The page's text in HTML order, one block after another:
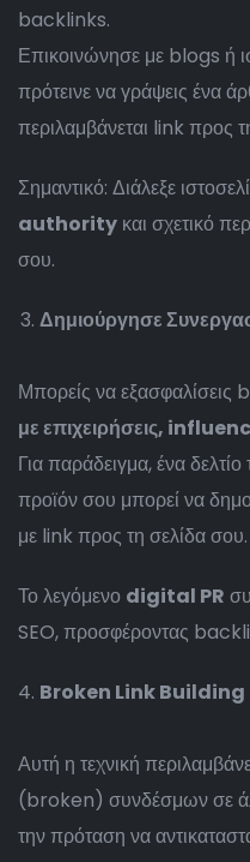
backlinks.
Επικοινώνησε με blogs ή
πρότεινε να γράψεις ένα
περιλαμβάνεται link προς
Σημαντικό: Διάλεξε
authority και σχετικό
σου.
Δημιούργησε
Μπορείς να
με επιχειρήσεις,
Για παράδειγμα, ένα
προϊόν σου μπορεί να
με link προς τη σελίδα σου.
Το λεγόμενο digital PR
SEO, προσφέροντας
Broken Link Building
Αυτή η τεχνική
(broken) συνδέσμων σε
την πρόταση να